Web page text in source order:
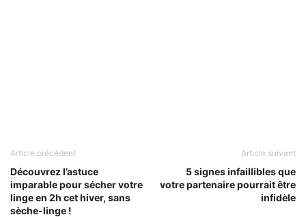
Article précédent
Découvrez l’astuce
imparable pour sécher votre
linge en 2h cet hiver, sans
sèche-linge !
Article suivant
5 signes infaillibles que
votre partenaire pourrait être
infidèle